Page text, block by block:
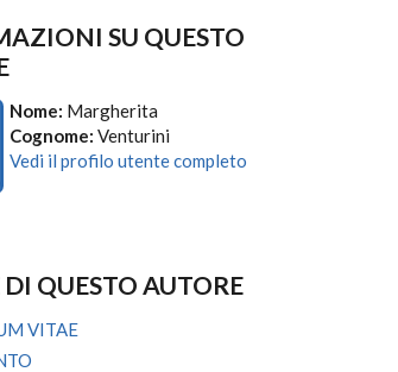
SU QUESTO
Nome: Margherita
Cognome: Venturini
Vedi il profilo utente completo
DI QUESTO AUTORE
VITAE